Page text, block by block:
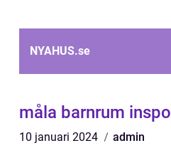
NYAHUS.se
måla barnrum inspo
10 januari 2024 admin